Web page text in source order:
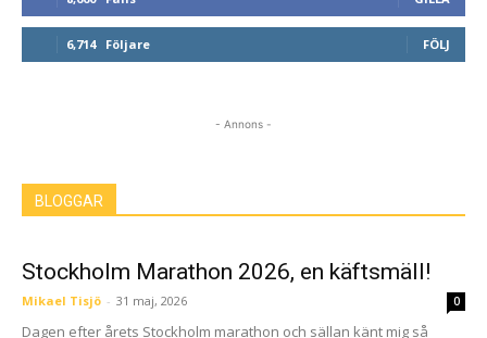
6,714 Följare FÖLJ
- Annons -
BLOGGAR
Stockholm Marathon 2026, en käftsmäll!
Mikael Tisjö - 31 maj, 2026 0
Dagen efter årets Stockholm marathon och sällan känt mig så